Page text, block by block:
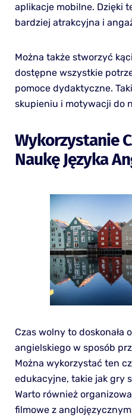
aplikacje mobilne. Dzięki
bardziej atrakcyjna i
Można także stworzyć
dostępne wszystkie
pomoce dydaktyczne.
skupieniu i motywacji do
Wykorzystanie
Naukę Języka
Czas wolny to doskonała
angielskiego w sposób
Można wykorzystać ten
edukacyjne, takie jak gry
Warto również
filmowe z